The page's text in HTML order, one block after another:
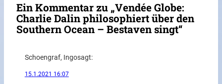
Ein Kommentar zu „Vendée Globe:
Charlie Dalin philosophiert über den
Southern Ocean – Bestaven singt“
Schoengraf, Ingosagt:
15.1.2021 16:07